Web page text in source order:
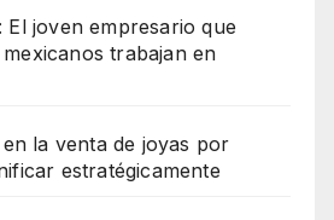
El joven empresario que
trabajan en
la venta de joyas por
estratégicamente